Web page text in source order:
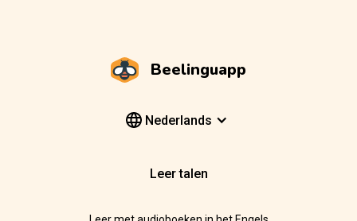
Beelinguapp
Nederlands
Leer talen